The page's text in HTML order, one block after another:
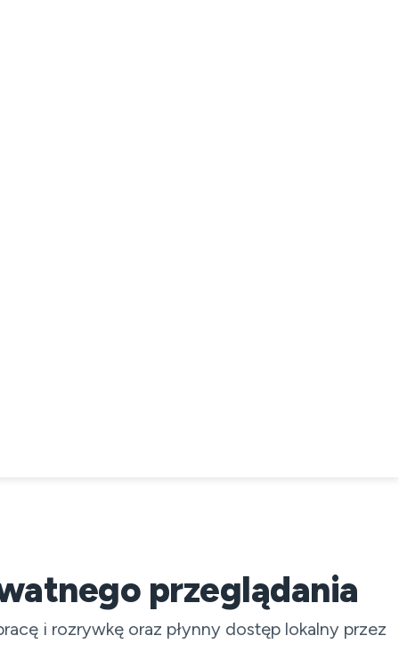
przeglądania
i rozrywkę oraz płynny dostęp lokalny przez